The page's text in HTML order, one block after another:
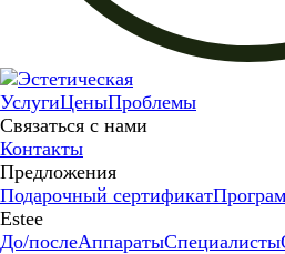
УслугиЦеныПроблемы
Связаться с нами
Контакты
Предложения
Подарочный сертификат
Estee
До/послеАппаратыСпециалисты